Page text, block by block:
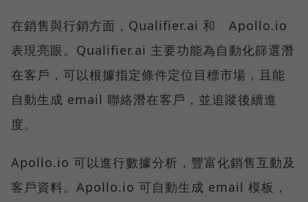
在銷售與行銷方面，Qualifier.ai 和 Apollo.io
表現亮眼。Qualifier.ai 主要功能為自動化篩選潛
在客戶，可以根據指定條件定位目標市場，且能
自動生成 email 聯絡潛在客戶，並追蹤後續進
度。
Apollo.io 可以進行數據分析，豐富化銷售互動及
客戶資料。Apollo.io 可自動生成 email 模板，